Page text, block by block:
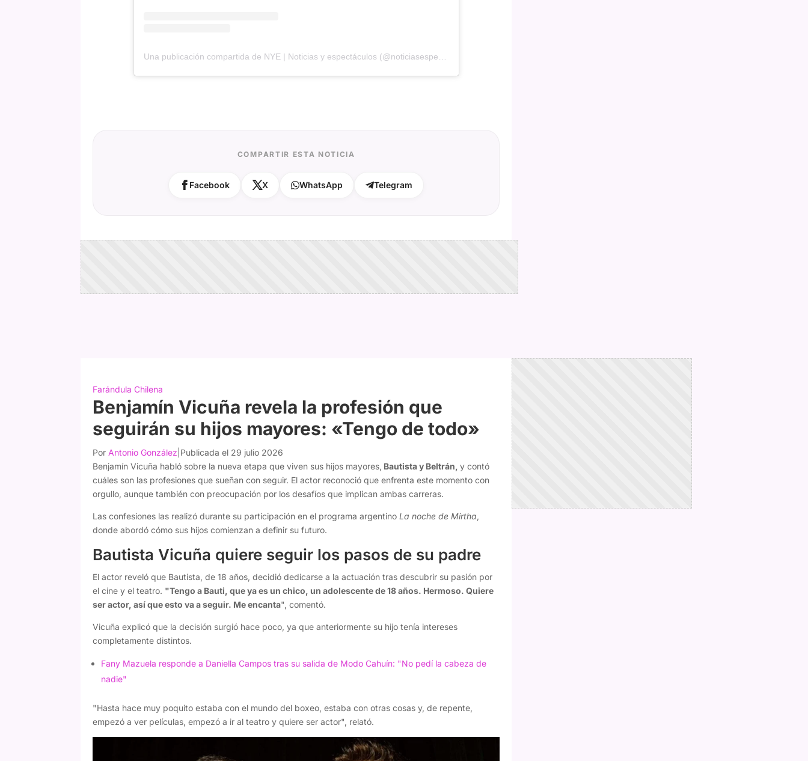
COMPARTIR ESTA NOTICIA
Facebook X WhatsApp Telegram
Farándula Chilena
Benjamín Vicuña revela la profesión que
seguirán su hijos mayores: «Tengo de todo»
PorAntonio González Publicada el 29 julio 2026
Benjamín Vicuña habló sobre la nueva etapa que viven sus hijos mayores, Bautista y Beltrán,y contó
cuáles son las profesiones que sueñan con seguir. El actor reconoció que enfrenta este momento con
orgullo, aunque también con preocupación por los desafíos que implican ambas carreras.
Las confesiones las realizó durante su participación en el programa argentinoLa noche de Mirtha,
donde abordó cómo sus hijos comienzan a definir su futuro.
Bautista Vicuña quiere seguir los pasos de su padre
El actor reveló que Bautista, de 18 años, decidió dedicarse a la actuación tras descubrir su pasión por
el cine y el teatro. "Tengo a Bauti, que ya es un chico, un adolescente de 18 años. Hermoso. Quiere
ser actor, así que esto va a seguir. Me encanta", comentó.
Vicuña explicó que la decisión surgió hace poco, ya que anteriormente su hijo tenía intereses
completamente distintos.
Fany Mazuela responde a Daniella Campos tras su salida de Modo Cahuín: "No pedí la cabeza de
nadie"
"Hasta hace muy poquito estaba con el mundo del boxeo, estaba con otras cosas y, de repente,
empezó a ver películas, empezó a ir al teatro y quiere ser actor", relató.